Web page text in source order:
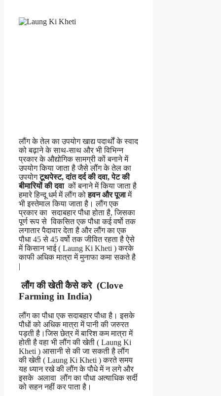
लौंग के तेल का उपयोग खाद्य पदार्थों के स्वाद
को बढ़ाने के साथ-साथ और भी विभिन्न
प्रकार के औद्योगिक सामग्री कों बनाने में
उपयोग किया जाता है जैसे लौंग के तेल का
उपयोगटूथपेस्ट, दांत दर्द की दवा, पेट की
बीमारियों की दवाकों बनाने में किया जाता है
हमारे हिन्दू धर्म में लौंग कोहवन और पूजामें
भी इस्तेमाल किया जाता है। लौंग एक
प्रकार का सदाबहार पौधा होता है, जिसका
पूर्ण रूप से विकसित एक पौधा कई वर्षो तक
लगातार पैदावार देता है और लौंग का एक
पौधा 45 से 45 वर्षो तक जीवित रहता है ऐसे
में किसान भाई ( Laung Ki Kheti ) करके
काफी अधिक मात्रा में मुनाफा कमा सकते है
|
लौंग की खेती कैसे करे (Clove
Farming in India)
लौंग का पौधा एक सदाबहार पौधा है। इसके
पौधों को अधिक मात्रा में पानी की जरुरत
पड़ती है।जिस छेत्र में बारिश कम मात्रा में
होती है वहा भी लौंग की खेती ( Laung Ki
Kheti ) आसानी से की जा सकती है लौंग
की खेती ( Laung Ki Kheti ) करते समय
यह ध्यान रखे की लौंग के पौधे में न लगे और
इसके अलावा लौंग का पौधा अत्याधिक सर्दी
को सहन नहीं कर पाता है।